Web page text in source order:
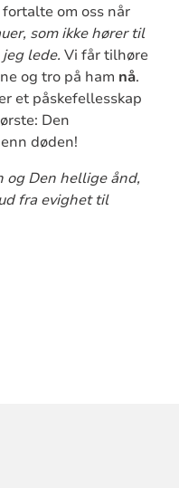
om oss når
som ikke hører til
lede. Vi får tilhøre
og tro på ham nå.
et påskefellesskap
Den
døden!
Den hellige ånd,
fra evighet til